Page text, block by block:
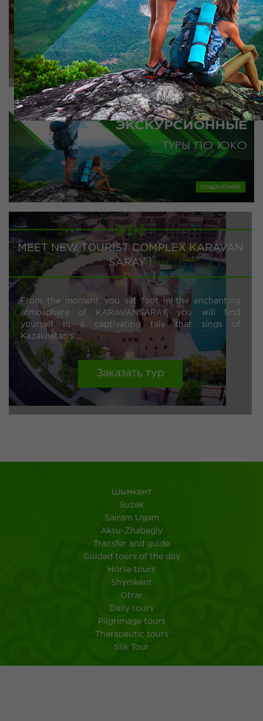
Book
more
MEET NEW TOURIST COMPLEX KARAVAN
SARAY !
From the moment you set foot in the enchanting
atmosphere of KARAVANSARAY, you will find
yourself in a captivating tale that sings of
Kazakhstan's ...
Заказать тур
Шымкент
Suzak
Sairam Ugam
Aksu-Zhabagly
Transfer and guide
Guided tours of the day
Horse tours
Shymkent
Otrar
Daily tours
Pilgrimage tours
Therapeutic tours
Silk Tour